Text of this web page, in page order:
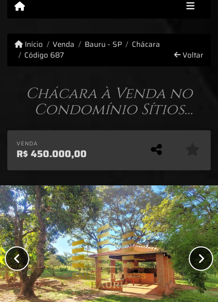
Início Venda Bauru - SP
Chácara
Código 687
Voltar
Chácara à Venda no
Condomínio Sítios
VENDA
R$450.000,00